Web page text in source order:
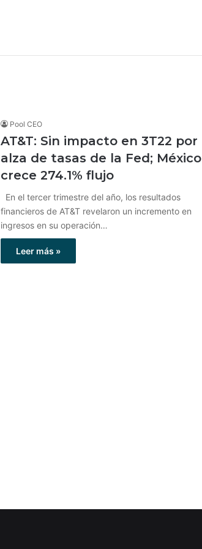
Pool CEO
AT&T: Sin impacto en 3T22 por
alza de tasas de la Fed; México
crece 274.1% flujo
En el tercer trimestre del año, los resultados
financieros de AT&T revelaron un incremento en
ingresos en su operación…
Leer más »